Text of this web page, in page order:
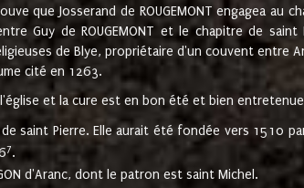
que Josserand de ROUGEMONT engagea au
Guy de ROUGEMONT et le chapitre de
de Blye, propriétaire d'un couvent entre
cité en 1263.
et la cure est en bon été et bien
saint Pierre. Elle aurait été fondée vers 1510 par
7.
d'Aranc, dont le patron est saint Michel.